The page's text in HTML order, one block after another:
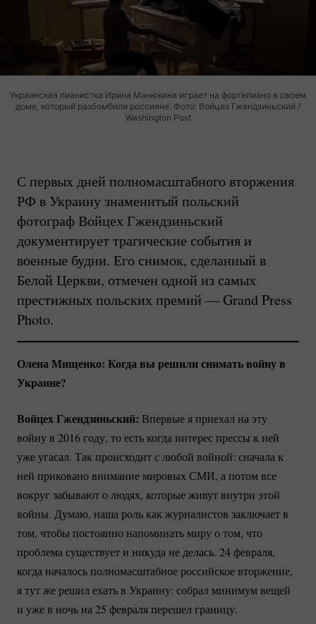
Украинская пианистка Ирина Манюкина играет на фортепиано в своем
доме, который разбомбили россияне. Фото: Войцех Гжендзиньский /
Washington Post
С первых дней полномасштабного вторжения
РФ в Украину знаменитый польский
фотограф Войцех Гжендзиньский
документирует трагические события и
военные будни. Его снимок, сделанный в
Белой Церкви, отмечен одной из самых
престижных польских премий — Grand Press
Photo.
Олена Мищенко: Когда вы решили снимать войну в
Украине?
Войцех Гжендзиньский: Впервые я приехал на эту
войну в 2016 году, то есть когда интерес прессы к ней
уже угасал. Так происходит с любой войной: сначала к
ней приковано внимание мировых СМИ, а потом все
вокруг забывают о людях, которые живут внутри этой
войны. Думаю, наша роль как журналистов заключает в
том, чтобы постоянно напоминать миру о том, что
проблема существует и никуда не делась. 24 февраля,
когда началось полномасштабное российское вторжение,
я тут же решил ехать в Украину: собрал минимум вещей
и уже в ночь на 25 февраля перешел границу.